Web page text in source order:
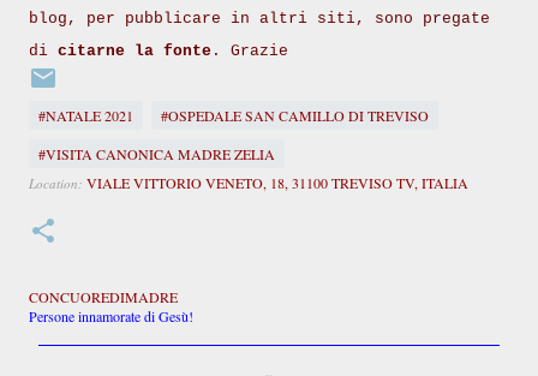
blog, per pubblicare in altri siti, sono pregate
di citarne la fonte . Grazie
#NATALE 2021
#OSPEDALE SAN CAMILLO DI TREVISO
#VISITA CANONICA MADRE ZELIA
Location: VIALE VITTORIO VENETO, 18, 31100 TREVISO TV, ITALIA
CONCUOREDIMADRE
Persone innamorate di Gesù!